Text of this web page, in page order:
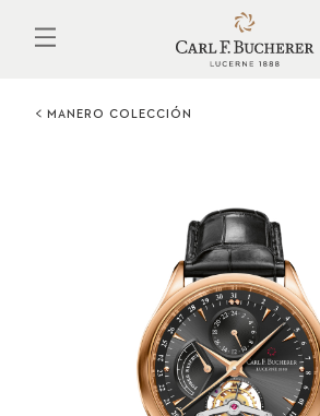
contenido
MANERO COLECCIÓN